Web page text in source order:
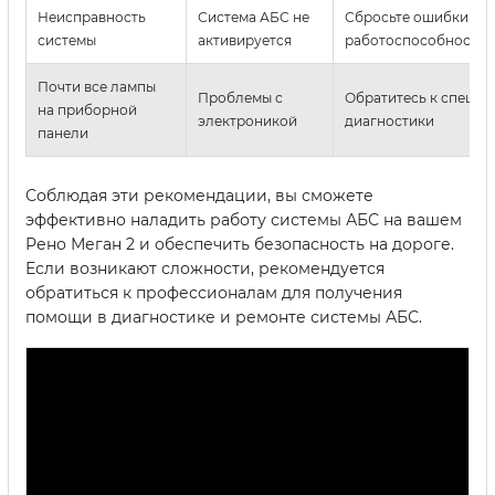
Неисправность
системы
Система АБС не
активируется
Сбросьте ошибки и
работоспособность
Почти все лампы
на приборной
панели
Проблемы с
электроникой
Обратитесь к
диагностики
Соблюдая эти рекомендации, вы сможете
эффективно наладить работу системы АБС на вашем
Рено Меган 2 и обеспечить безопасность на дороге.
Если возникают сложности, рекомендуется
обратиться к профессионалам для получения
помощи в диагностике и ремонте системы АБС.